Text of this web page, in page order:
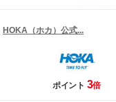
HOKA（ホカ）公式...
ポイント 3倍